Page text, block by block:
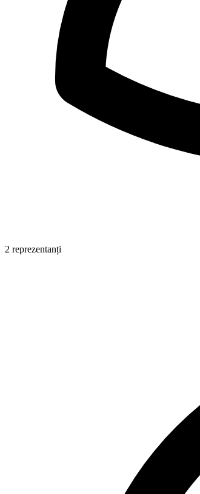
2 reprezentanți